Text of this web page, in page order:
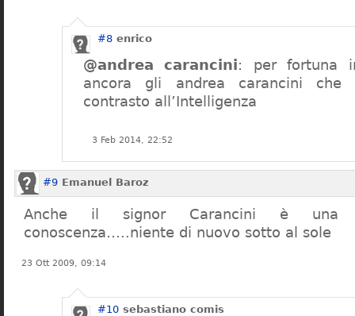
#8 enrico
@andrea carancini: per fortuna
ancora gli andrea carancini
contrasto all’Intelligenza
3 Feb 2014, 22:52
#9 Emanuel Baroz
Anche il signor Carancini è una
conoscenza…..niente di nuovo sotto al sole
23 Ott 2009, 09:14
#10 sebastiano comis